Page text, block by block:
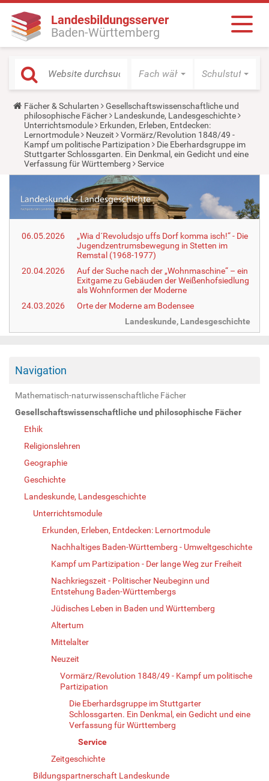
Landesbildungsserver
Baden-Württemberg
Fach wählen Schulstufe
Y
o
u
a
r
e
h
e
:
Fächer & Schularten
Gesellschaftswissenschaftliche und
philosophische Fächer
Landeskunde, Landesgeschichte
Unterrichtsmodule
Erkunden, Erleben, Entdecken:
Lernortmodule
Neuzeit
Vormärz/Revolution 1848/49 -
Kampf um politische Partizipation
Die Eberhardsgruppe im
Stuttgarter Schlossgarten. Ein Denkmal, ein Gedicht und eine
Verfassung für Württemberg
Service
06.05.2026
„Wia d´Revoludsjo uffs Dorf komma isch!“ - Die
Jugendzentrumsbewegung in Stetten im
Remstal (1968-1977)
20.04.2026
Auf der Suche nach der „Wohnmaschine“ – ein
Exitgame zu Gebäuden der Weißenhofsiedlung
als Wohnformen der Moderne
24.03.2026
Orte der Moderne am Bodensee
Landeskunde, Landesgeschichte
Navigation
Mathematisch-naturwissenschaftliche Fächer
Gesellschaftswissenschaftliche und philosophische Fächer
Ethik
Religionslehren
Geographie
Geschichte
Landeskunde, Landesgeschichte
Unterrichtsmodule
Erkunden, Erleben, Entdecken: Lernortmodule
Nachhaltiges Baden-Württemberg - Umweltgeschichte
Kampf um Partizipation - Der lange Weg zur Freiheit
Nachkriegszeit - Politischer Neubeginn und
Entstehung Baden-Württembergs
Jüdisches Leben in Baden und Württemberg
Altertum
Mittelalter
Neuzeit
Vormärz/Revolution 1848/49 - Kampf um politische
Partizipation
Die Eberhardsgruppe im Stuttgarter
Schlossgarten. Ein Denkmal, ein Gedicht und eine
Verfassung für Württemberg
Service
Zeitgeschichte
Bildungspartnerschaft Landeskunde